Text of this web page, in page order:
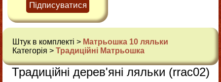
Підписуватися
Штук в комплекті > Матрьошка 10 ляльки
Категорія > Традиційні Матрьошка
Традиційні дерев'яні ляльки (rrac02)